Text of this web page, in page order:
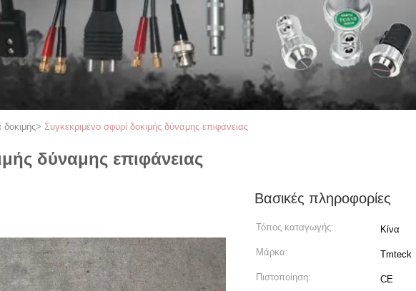
> Συγκεκριμένο σφυρί δοκιμής δύναμης επιφάνειας
δύναμης επιφάνειας
Βασικές πληροφορίες
Τόπος καταγωγής: Κίνα
Μάρκα: Tmteck
Πιστοποίηση: CE